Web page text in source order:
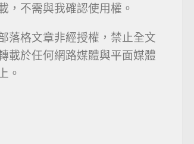
，不需與我確認使用權。
落格文章非經授權，禁止全文
載於任何網路媒體與平面媒體
。